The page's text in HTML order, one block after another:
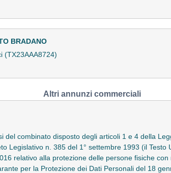
BRADANO
(TX23AAA8724)
Altri annunzi commerciali
del combinato disposto degli articoli 1 e 4 della
Legislativo n. 385 del 1° settembre 1993 (il
relativo alla protezione delle persone fisiche
per la Protezione dei Dati Personali del 18